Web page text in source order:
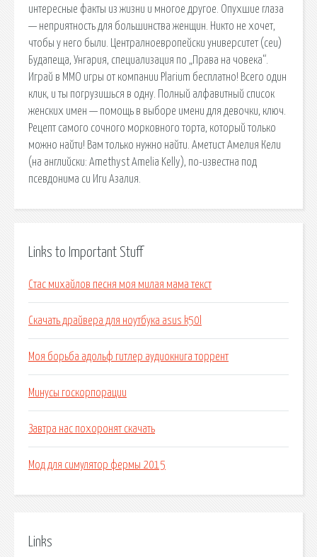
интересные факты из жизни и многое другое. Опухшие глаза
— неприятность для большинства женщин. Никто не хочет,
чтобы у него были. Централноевропейски университет (ceu)
Будапеща, Унгария, специализация по „Права на човека“.
Играй в ММО игры от компании Plarium бесплатно! Всего один
клик, и ты погрузишься в одну. Полный алфавитный список
женских имен — помощь в выборе имени для девочки, ключ.
Рецепт самого сочного морковного торта, который только
можно найти! Вам только нужно найти. Аметист Амелия Кели
(на английски: Amethyst Amelia Kelly), по-известна под
псевдонима си Иги Азалия.
Links to Important Stuff
Стас михайлов песня моя милая мама текст
Скачать драйвера для ноутбука asus k50l
Моя борьба адольф гитлер аудиокнига торрент
Минусы госкорпорации
Завтра нас похоронят скачать
Мод для симулятор фермы 2015
Links